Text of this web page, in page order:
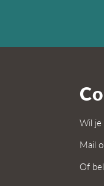
Wil je
Mail
Of